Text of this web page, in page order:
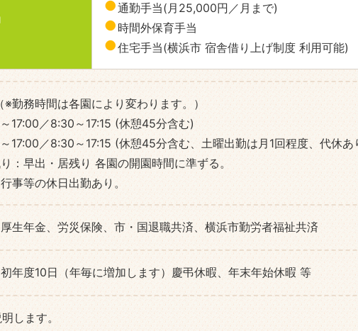
通勤手当(月25,000円／月まで)
時間外保育手当
住宅手当(横浜市 宿舎借り上げ制度 利用可能)
勤務時間は各園により変わります。）
17:00／8:30～17:15 (休憩45分含む)
17:00／8:30～17:15 (休憩45分含む、土曜出勤は月1回程度、代休あ
：早出・居残り 各園の開園時間に準ずる。
事等の休日出勤あり。
生年金、労災保険、市・国退職共済、横浜市勤労者福祉共済
年度10日（年毎に増加します）慶弔休暇、年末年始休暇 等
します。